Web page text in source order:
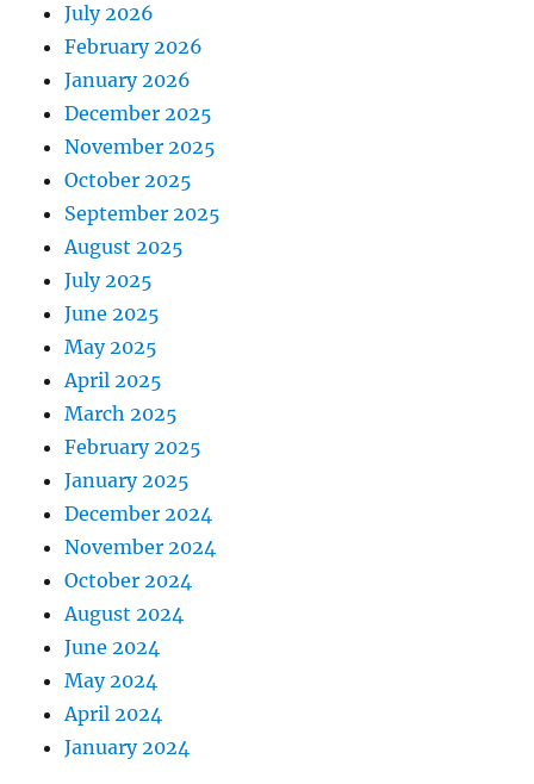
July 2026
February 2026
January 2026
December 2025
November 2025
October 2025
September 2025
August 2025
July 2025
June 2025
May 2025
April 2025
March 2025
February 2025
January 2025
December 2024
November 2024
October 2024
August 2024
June 2024
May 2024
April 2024
January 2024